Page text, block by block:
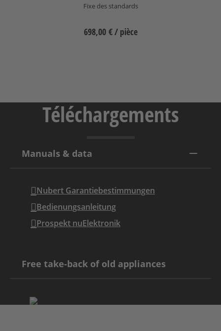
Fixe des standards
698,00 €/ pièce
Téléchargements
Manuals & data
Nubert Garantiebestimmungen
Bedienungsanleitung
Prospekt nuElektronik
Free take-back of old appliances